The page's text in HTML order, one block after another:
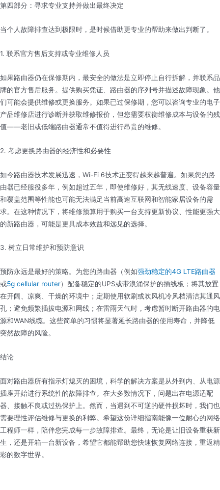
第四部分：寻求专业支持并做出最终决定
当个人故障排查达到极限时，是时候借助更专业的帮助来做出判断了。
1. 联系官方售后支持或专业维修人员
如果路由器仍在保修期内，最安全的做法是立即停止自行拆解，并联系品
牌的官方售后服务。提供购买凭证、路由器的序列号并描述故障现象。他
们可能会提供维修或更换服务。如果已过保修期，您可以咨询专业的电子
产品维修店进行诊断并获取维修报价，但您需要权衡维修成本与设备的残
值——老旧或低端路由器通常不值得进行昂贵的维修。
2. 考虑更换路由器的经济性和必要性
如今路由器技术发展迅速，Wi-Fi 6技术正变得越来越普遍。如果您的路
由器已经服役多年，例如超过五年，即使维修好，其无线速度、设备容量
和覆盖范围等性能也可能无法满足当前高速互联网和智能家居设备的需
求。在这种情况下，将维修预算用于购买一台支持更新协议、性能更强大
的新路由器，可能是更具成本效益和远见的选择。
3. 树立日常维护和预防意识
预防永远是最好的策略。为您的路由器（例如强劲稳定的4G LTE路由器
或5g cellular router）配备稳定的UPS或带浪涌保护的插线板；将其放置
在开阔、凉爽、干燥的环境中；定期使用软刷或吹风机冷风档清洁其通风
孔；避免频繁插拔电源和网线；在雷雨天气时，考虑暂时断开路由器的电
源和WAN线缆。这些简单的习惯将显著延长路由器的使用寿命，并降低
突然故障的风险。
结论
面对路由器所有指示灯熄灭的困境，科学的解决方案是从外到内、从电源
插座开始进行系统性的故障排查。在大多数情况下，问题出在电源适配
器、接触不良或过热保护上。然而，当遇到不可逆的硬件损坏时，我们也
需要理性评估维修与更换的利弊。希望这份详细指南能像一位耐心的网络
工程师一样，陪伴您完成每一步故障排查。最终，无论是让旧设备重获新
生，还是开箱一台新设备，希望它都能帮助您快速恢复网络连接，重返精
彩的数字世界。